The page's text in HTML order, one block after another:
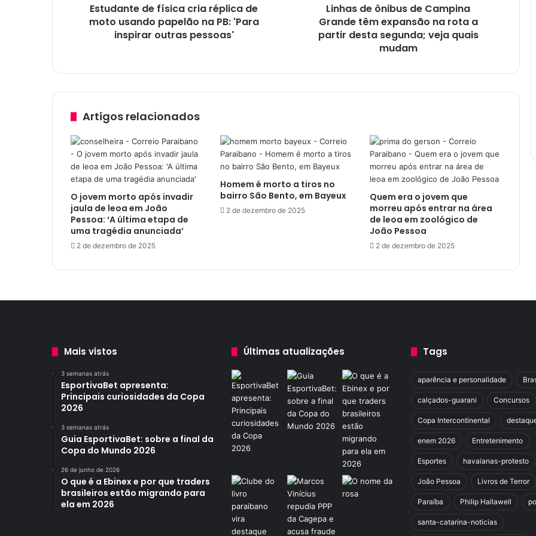
r
i
a
é
p
l
i
c
a
d
m
a
d
o
p
a
e
l
o
n
a
P
Estudante de física cria réplica de
moto usando papelão na PB: 'Para
inspirar outras pessoas'
i
n
a
G
r
a
ê
ã
o
n
p
a
r
t
Linhas de ônibus de Campina
Grande têm expansão na rota a
partir desta segunda; veja quais
mudam
Artigos relacionados
O jovem morto após invadir
jaula de leoa em João
Pessoa: ‘A última etapa de
uma tragédia anunciada’
2 de dezembro de 2025
Homem é morto a tiros no
bairro São Bento, em Bayeux
2 de dezembro de 2025
Quem era o jovem que
morreu após entrar na área
de leoa em zoológico de
João Pessoa
2 de dezembro de 2025
Mais vistos
3 semanas atrás
EsportivaBet apresenta:
Principais curiosidades da Copa
2026
3 semanas atrás
Guia EsportivaBet: sobre a final da
Copa do Mundo 2026
26 de junho de 2026
O que é a Ebinex e por que traders
brasileiros estão migrando para
ela em 2026
Últimas atualizações Tags
aparência e personalidade
calçados-guarani Concursos
Copa Intercontinental
enem 2026 Entretenimento
Esportes havaianas-protesto
João Pessoa Livros de Terror
Paraíba Philip Hallawell
santa-catarina-noticias